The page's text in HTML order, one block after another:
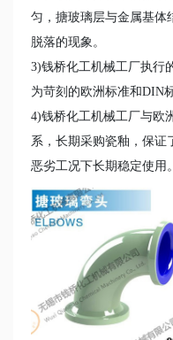
匀，搪玻璃层与金属基体
脱落的现象。
3)钱桥化工机械工厂执行
为苛刻的欧洲标准和DIN
4)钱桥化工机械工厂与欧
系，长期采购瓷釉，保
恶劣工况下长期稳定使用。